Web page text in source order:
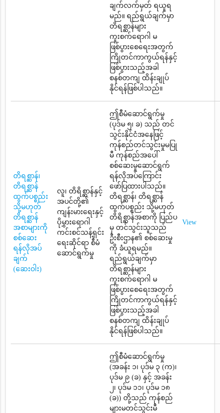
ချက်လက်မှတ် ရယူရ
မည်။ ရည်ရွယ်ချက်မှာ
တိရစ္ဆာန်များ
ကူးစက်ရောဂါ မ
ဖြစ်ပွားစေရေးအတွက်
ကြိုတင်ကာကွယ်ရန်နှင့်
ဖြစ်ပွားသည့်အခါ
စနစ်တကျ ထိန်းချုပ်
နိုင်ရန်ဖြစ်ပါသည်။
တိရစ္ဆာန်၊
တိရစ္ဆာန်
ထွက်ပစ္စည်း
သို့မဟုတ်
တိရစ္ဆာန်
အစာများကို
စစ်ဆေး
ရန်လိုအပ်
ချက်
(ဆေးဝါး)
လူ၊ တိရိစ္ဆာန်နှင့်
အပင်တို့၏
ကျန်းမားရေးနှင့်
ပိုမွှားရောဂါ
ကင်းစင်သန့်ရှင်း
ရေးဆိုင်ရာ စီမံ
ဆောင်ရွက်မှု
ဤစီမံဆောင်ရွက်မှု
(ပုဒ်မ ၅၊ ခ) သည် တင်
သွင်းနိုင်ငံအနေဖြင့်
ကုန်စည်တင်သွင်းမှုမပြု
မီ ကုန်စည်အပေါ်
စစ်ဆေးမှုဆောင်ရွက်
ရန်လိုအပ်ကြောင်း
ဖော်ပြထားပါသည်။
တိရစ္ဆာန်၊ တိရစ္ဆာန်
ထွက်ပစ္စည်း သို့မဟုတ်
တိရိစ္ဆာန်အစာကို ပြည်ပ
မှ တင်သွင်းသူသည်
ဦးစီးဌာန၏ စစ်ဆေးမှု
ကို ခံယူရမည်။
ရည်ရွယ်ချက်မှာ
တိရစ္ဆာန်များ
ကူးစက်ရောဂါ မ
ဖြစ်ပွားစေရေးအတွက်
ကြိုတင်ကာကွယ်ရန်နှင့်
ဖြစ်ပွားသည့်အခါ
စနစ်တကျ ထိန်းချုပ်
နိုင်ရန်ဖြစ်ပါသည်။
View
ဤစီမံဆောင်ရွက်မှု
(အခန်း ၁၊ ပုဒ်မ ၃ (က)၊
ပုဒ်မ ၉ (ခ) နှင့် အခန်း
၂၊ ပုဒ်မ ၁၁၊ ပုဒ်မ ၁၈
(ခ)) တို့သည် ကုန်စည်
များမတင်သွင်းမီ